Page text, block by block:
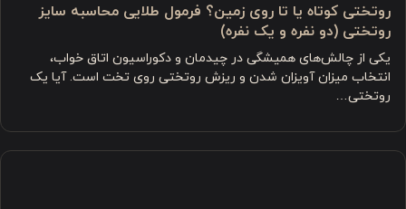
روتختی کوتاه یا تا روی زمین؟ فرمول طلایی محاسبه سایز
روتختی (دو نفره و یک نفره)
یکی از چالش‌های همیشگی در چیدمان و دکوراسیون اتاق خواب،
انتخاب میزان آویزان شدن و ریزش روتختی روی تخت است. آیا یک
روتختی…